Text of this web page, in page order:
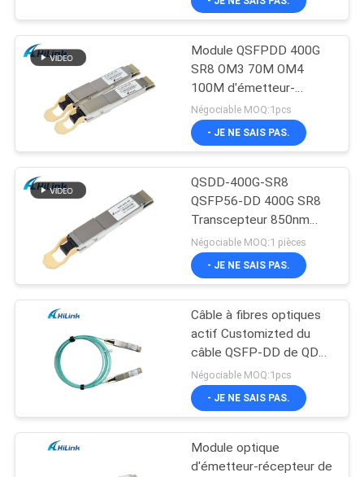
Module QSFPDD 400G
SR8 OM3 70M OM4
100M d'émetteur-
récepteur de MMF SFP
Négociable MOQ:1pcs
- JE NE SAIS PAS.
QSDD-400G-SR8
QSFP56-DD 400G SR8
Transcepteur 850nm
150M MPT/MPO-16
DOM
Négociable MOQ:1 pièces
- JE NE SAIS PAS.
Câble à fibres optiques
actif Customizted du
câble QSFP-DD de QDD-
400G-AOC 5M 400G AOC
Négociable MOQ:1pcs
- JE NE SAIS PAS.
Module optique
d'émetteur-récepteur de